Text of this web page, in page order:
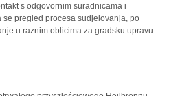
s odgovornim suradnicama i
pregled procesa sudjelovanja, po
u raznim oblicima za gradsku upravu